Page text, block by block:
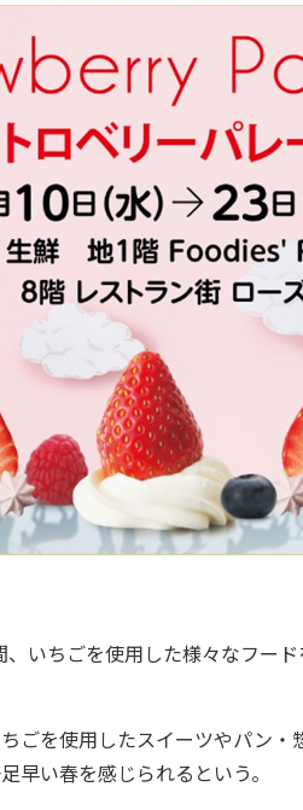
いちごを使用した様々なフー
ごを使用したスイーツやパン・
早い春を感じられるという。